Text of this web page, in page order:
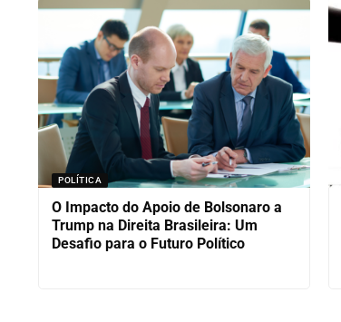
POLÍTICA
O Impacto do Apoio de Bolsonaro a
Trump na Direita Brasileira: Um
Desafio para o Futuro Político